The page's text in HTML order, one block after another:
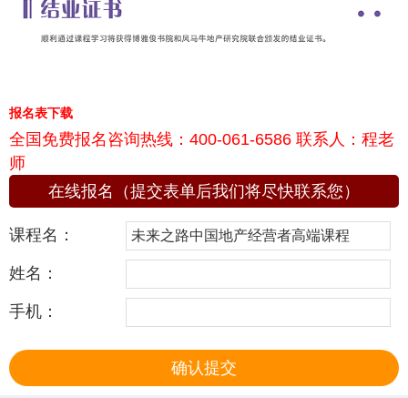
报名表下载
全国免费报名咨询热线：400-061-6586 联系人：程老
师
在线报名（提交表单后我们将尽快联系您）
课程名：
姓名：
手机：